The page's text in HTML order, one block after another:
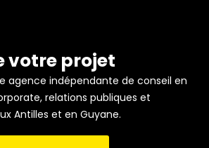
votre projet
agence indépendante de conseil en
relations publiques et
Antilles et en Guyane.